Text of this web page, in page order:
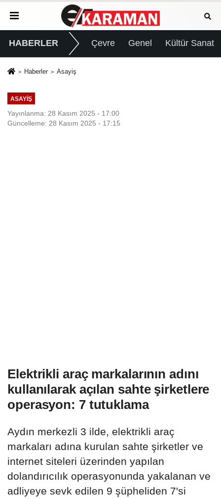
HABERLER Çevre Genel Kültür Sanat
Haberler Asayiş
ASAYIŞ
Yayınlanma: 28 Kasım 2025 - 17:00
Güncelleme: 28 Kasım 2025 - 17:15
Elektrikli araç markalarının adını
kullanılarak açılan sahte şirketlere
operasyon: 7 tutuklama
Aydın merkezli 3 ilde, elektrikli araç
markaları adına kurulan sahte şirketler ve
internet siteleri üzerinden yapılan
dolandırıcılık operasyonunda yakalanan ve
adliyeye sevk edilen 9 şüpheliden 7'si